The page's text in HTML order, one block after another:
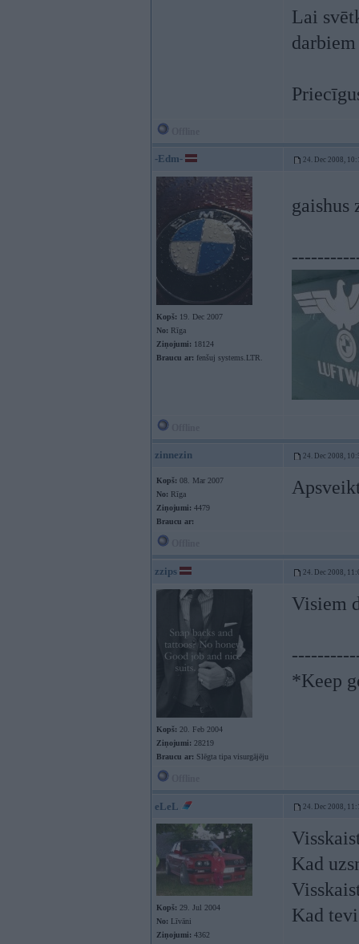
Lai
-Edm- 24. Dec 2008,
Kopš: 19. Dec 2007
No: Rīga
Ziņojumi: 18124
Braucu ar: fenšuj systems.LTR.
gaishus
zinnezin 24. Dec 2008,
Kopš: 08. Mar 2007
No: Rīga
Ziņojumi: 4479
Braucu ar:
zzips 24. Dec 2008,
Kopš: 20. Feb 2004
Ziņojumi: 28219
Braucu ar: Slēgta tipa visurgājēju
Visiem
*Keep
eLeL 24. Dec 2008,
Kopš: 29. Jul 2004
No: Līvāni
Ziņojumi: 4362
Kad
Kad